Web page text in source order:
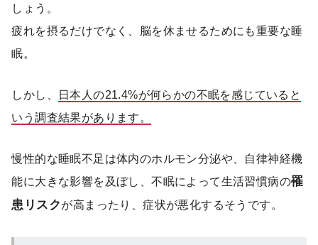
しょう。
疲れを摂るだけでなく、脳を休ませるためにも重要な睡
眠。
しかし、
日本人の21.4%が何らかの不眠を感じていると
いう調査結果があります。
慢性的な睡眠不足は体内のホルモン分泌や、自律神経機
能に大きな影響を及ぼし、不眠によって生活習慣病の罹
患リスクが高まったり、症状が悪化するそうです。